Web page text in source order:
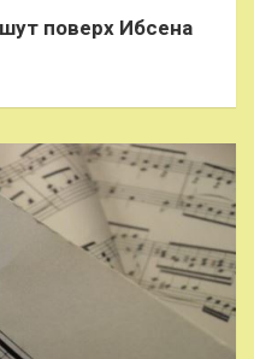
поверх Ибсена